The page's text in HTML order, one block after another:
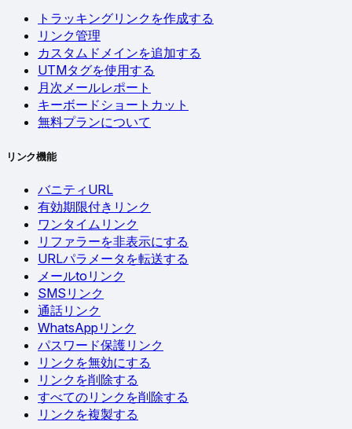
トラッキングリンクを作成する
リンク管理
カスタムドメインを追加する
UTMタグを使用する
月次メールレポート
キーボードショートカット
無料プランについて
リンク機能
バニティURL
有効期限付きリンク
ワンタイムリンク
リファラーを非表示にする
URLパラメータを転送する
メールtoリンク
SMSリンク
通話リンク
WhatsAppリンク
パスワード保護リンク
リンクを無効にする
リンクを削除する
すべてのリンクを削除する
リンクを複製する